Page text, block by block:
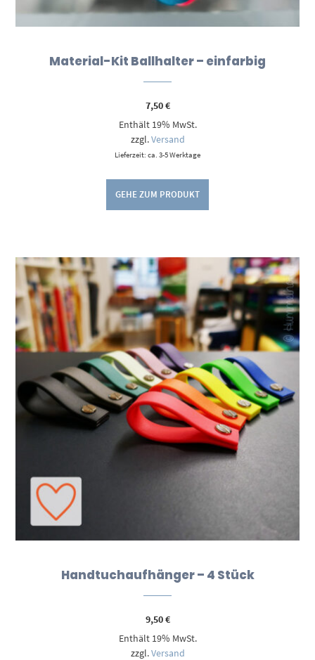
Material-Kit Ballhalter – einfarbig
7,50€
Enthält 19% MwSt.
zzgl.Versand
Lieferzeit: ca. 3-5 Werktage
GEHE ZUM PRODUKT
Handtuchaufhänger – 4 Stück
9,50€
Enthält 19% MwSt.
zzgl.Versand